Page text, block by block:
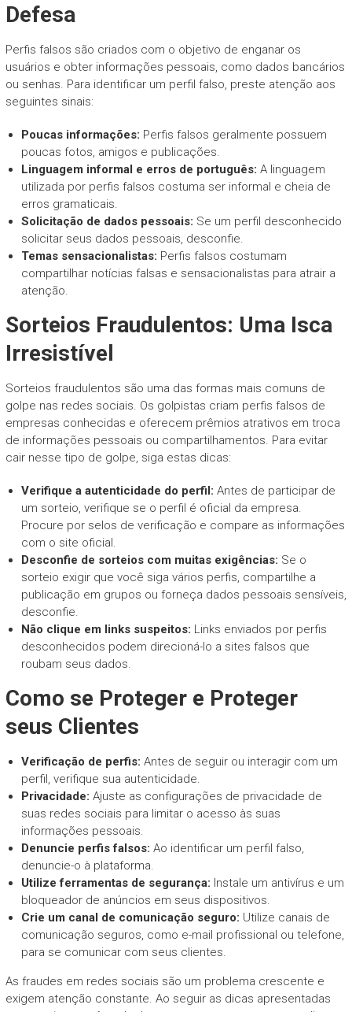
Defesa
Perfis falsos são criados com o objetivo de enganar os
usuários e obter informações pessoais, como dados bancários
ou senhas. Para identificar um perfil falso, preste atenção aos
seguintes sinais:
Poucas informações: Perfis falsos geralmente possuem
poucas fotos, amigos e publicações.
Linguagem informal e erros de português: A linguagem
utilizada por perfis falsos costuma ser informal e cheia de
erros gramaticais.
Solicitação de dados pessoais: Se um perfil desconhecido
solicitar seus dados pessoais, desconfie.
Temas sensacionalistas: Perfis falsos costumam
compartilhar notícias falsas e sensacionalistas para atrair a
atenção.
Sorteios Fraudulentos: Uma Isca
Irresistível
Sorteios fraudulentos são uma das formas mais comuns de
golpe nas redes sociais. Os golpistas criam perfis falsos de
empresas conhecidas e oferecem prêmios atrativos em troca
de informações pessoais ou compartilhamentos. Para evitar
cair nesse tipo de golpe, siga estas dicas:
Verifique a autenticidade do perfil: Antes de participar de
um sorteio, verifique se o perfil é oficial da empresa.
Procure por selos de verificação e compare as informações
com o site oficial.
Desconfie de sorteios com muitas exigências: Se o
sorteio exigir que você siga vários perfis, compartilhe a
publicação em grupos ou forneça dados pessoais sensíveis,
desconfie.
Não clique em links suspeitos: Links enviados por perfis
desconhecidos podem direcioná-lo a sites falsos que
roubam seus dados.
Como se Proteger e Proteger
seus Clientes
Verificação de perfis: Antes de seguir ou interagir com um
perfil, verifique sua autenticidade.
Privacidade: Ajuste as configurações de privacidade de
suas redes sociais para limitar o acesso às suas
informações pessoais.
Denuncie perfis falsos: Ao identificar um perfil falso,
denuncie-o à plataforma.
Utilize ferramentas de segurança: Instale um antivírus e um
bloqueador de anúncios em seus dispositivos.
Crie um canal de comunicação seguro: Utilize canais de
comunicação seguros, como e-mail profissional ou telefone,
para se comunicar com seus clientes.
As fraudes em redes sociais são um problema crescente e
exigem atenção constante. Ao seguir as dicas apresentadas